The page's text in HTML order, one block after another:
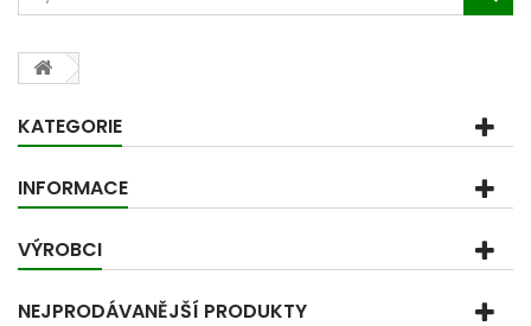
KATEGORIE
INFORMACE
VÝROBCI
NEJPRODÁVANĚJŠÍ PRODUKTY